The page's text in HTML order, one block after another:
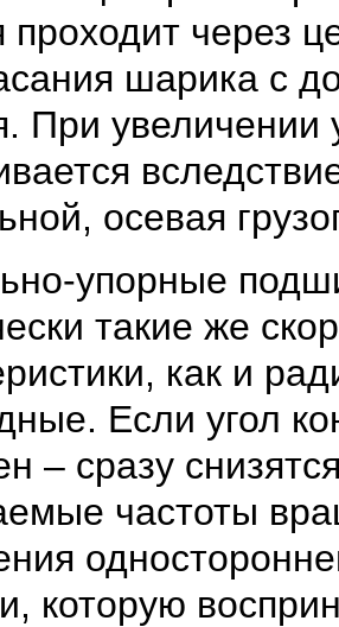
проходит через
шарика с
При увеличении
осевая
упорные
такие же
как и
Если угол
– сразу
частоты
которую